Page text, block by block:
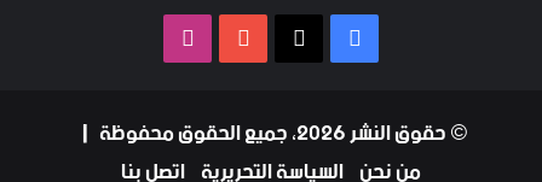
فيسبوك ‫YouTube
© حقوق النشر 2026، جميع الحقوق محفوظة |